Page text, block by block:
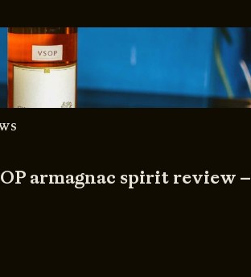
armagnac spirit review –